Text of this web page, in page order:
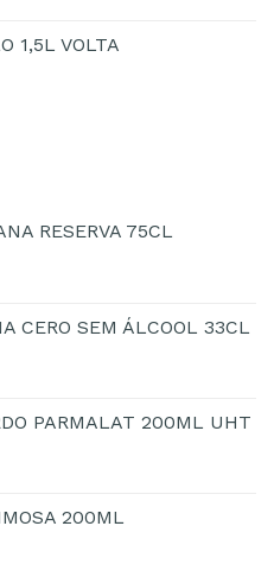
1,5L VOLTA
RESERVA 75CL
CERO SEM ÁLCOOL 33CL
PARMALAT 200ML UHT
200ML